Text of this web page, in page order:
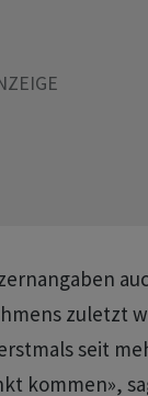
zuletzt
seit
kommen»,